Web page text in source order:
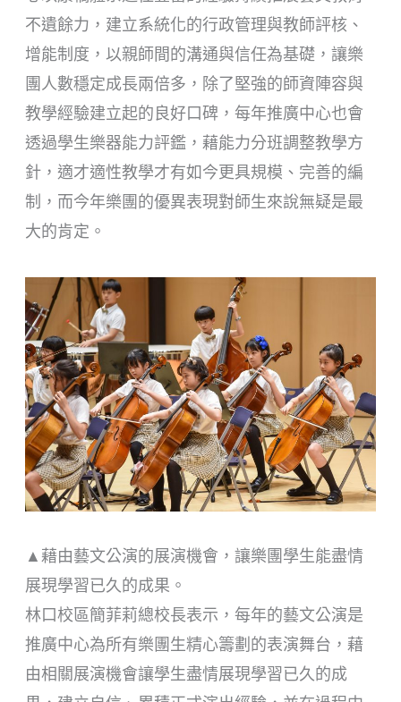
不遺餘力，建立系統化的行政管理與教師評核、
增能制度，以親師間的溝通與信任為基礎，讓樂
團人數穩定成長兩倍多，除了堅強的師資陣容與
教學經驗建立起的良好口碑，每年推廣中心也會
透過學生樂器能力評鑑，藉能力分班調整教學方
針，適才適性教學才有如今更具規模、完善的編
制，而今年樂團的優異表現對師生來說無疑是最
大的肯定。
▲ 藉由藝文公演的展演機會，讓樂團學生能盡情
展現學習已久的成果。
林口校區簡菲莉總校長表示，每年的藝文公演是
推廣中心為所有樂團生精心籌劃的表演舞台，藉
由相關展演機會讓學生盡情展現學習已久的成